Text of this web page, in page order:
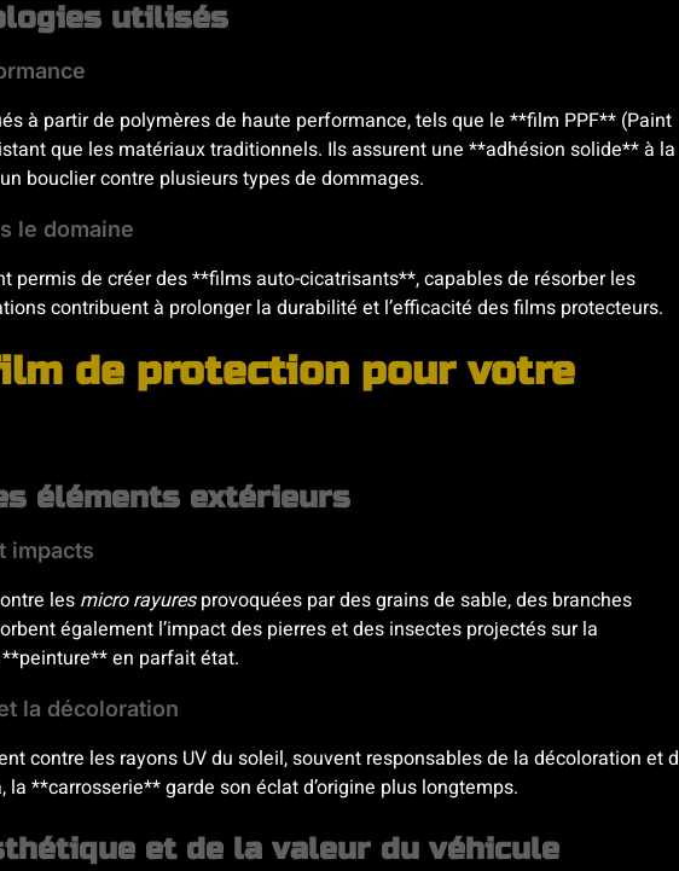
utilisés
à partir de polymères de haute performance, tels que le **film PPF** (Paint
que les matériaux traditionnels. Ils assurent une **adhésion solide** à la
bouclier contre plusieurs types de dommages.
le domaine
permis de créer des **films auto-cicatrisants**, capables de résorber les
contribuent à prolonger la durabilité et l’efficacité des films protecteurs.
de protection pour votre
éléments extérieurs
impacts
les micro rayuresprovoquées par des grains de sable, des branches
également l’impact des pierres et des insectes projectés sur la
en parfait état.
la décoloration
contre les rayons UV du soleil, souvent responsables de la décoloration et
**carrosserie** garde son éclat d’origine plus longtemps.
et de la valeur du véhicule